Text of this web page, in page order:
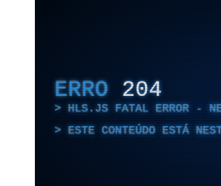
ERRO 204
HLS.JS FATAL ERROR -
ESTE CONTEÚDO ESTÁ